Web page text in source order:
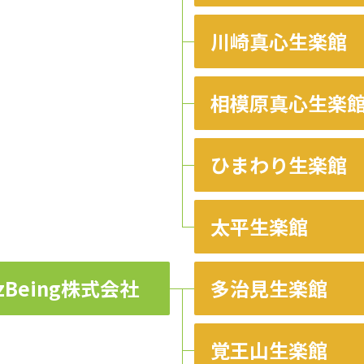
川崎真心生楽館
相模原真心生楽
ひまわり生楽館
太平生楽館
株式会社 多治見生楽館
覚王山生楽館